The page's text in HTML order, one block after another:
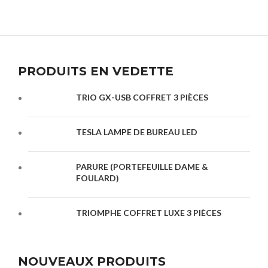
PRODUITS EN VEDETTE
TRIO GX-USB COFFRET 3 PIÈCES
TESLA LAMPE DE BUREAU LED
PARURE (PORTEFEUILLE DAME &
FOULARD)
TRIOMPHE COFFRET LUXE 3 PIÈCES
NOUVEAUX PRODUITS